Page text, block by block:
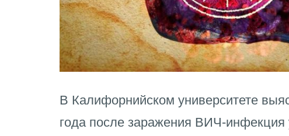
В Калифорнийском университете
года после заражения ВИЧ-инфекция